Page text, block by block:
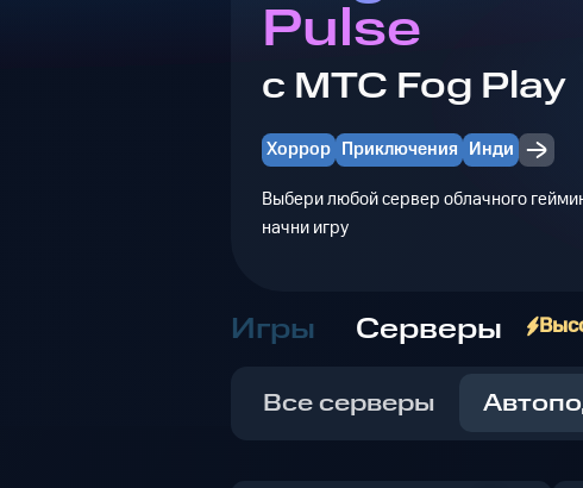
Pulse
с МТС Fog Play
Хоррор Приключения Инди
Выбери любой сервер облачного
начни игру
Игры Серверы
Все серверы